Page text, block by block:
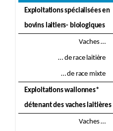
Exploitations spécialisées en
bovins laitiers- biologiques
Vaches …
… de race laitière
… de race mixte
Exploitations wallonnes*
détenant des vaches laitières
Vaches …